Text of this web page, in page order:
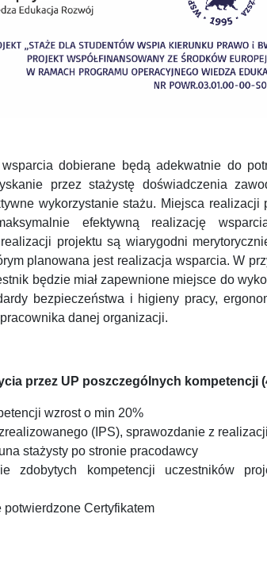
dobierane będą adekwatnie do
przez stażystę doświadczenia
wykorzystanie stażu. Miejsca
efektywną realizację
projektu są wiarygodni
planowana jest realizacja wsparcia. W
będzie miał zapewnione miejsce do
bezpieczeństwa i higieny pracy,
danej organizacji.
przez UP poszczególnych kompetencji
wzrost o min 20%
(IPS), sprawozdanie z
stażysty po stronie pracodawcy
zdobytych kompetencji uczestników
potwierdzone Certyfikatem